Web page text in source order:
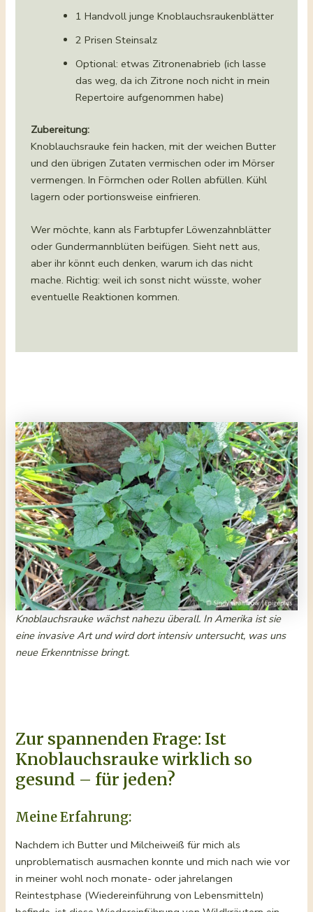
1 Handvoll junge Knoblauchsraukenblätter
2 Prisen Steinsalz
Optional: etwas Zitronenabrieb (ich lasse
das weg, da ich Zitrone noch nicht in mein
Repertoire aufgenommen habe)
Zubereitung:
Knoblauchsrauke fein hacken, mit der weichen Butter
und den übrigen Zutaten vermischen oder im Mörser
vermengen. In Förmchen oder Rollen abfüllen. Kühl
lagern oder portionsweise einfrieren.
Wer möchte, kann als Farbtupfer Löwenzahnblätter
oder Gundermannblüten beifügen. Sieht nett aus,
aber ihr könnt euch denken, warum ich das nicht
mache. Richtig: weil ich sonst nicht wüsste, woher
eventuelle Reaktionen kommen.
Knoblauchsrauke wächst nahezu überall. In Amerika ist sie
eine invasive Art und wird dort intensiv untersucht, was uns
neue Erkenntnisse bringt.
Zur spannenden Frage: Ist
Knoblauchsrauke wirklich so
gesund – für jeden?
Meine Erfahrung:
Nachdem ich Butter und Milcheiweiß für mich als
unproblematisch ausmachen konnte und mich nach wie vor
in meiner wohl noch monate- oder jahrelangen
Reintestphase (Wiedereinführung von Lebensmitteln)